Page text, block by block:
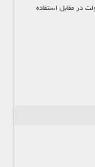
در مقابل استفاده